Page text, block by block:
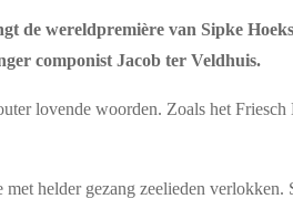
de wereldpremière van Sipke
componist Jacob ter Veldhuis.
lovende woorden. Zoals het
helder gezang zeelieden